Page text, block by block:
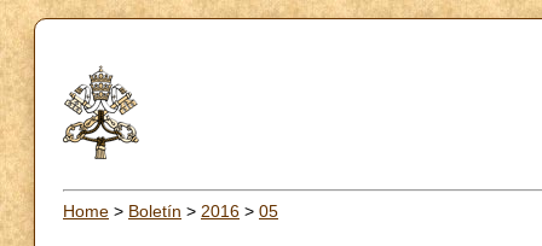
Home > Boletín > 2016 > 05